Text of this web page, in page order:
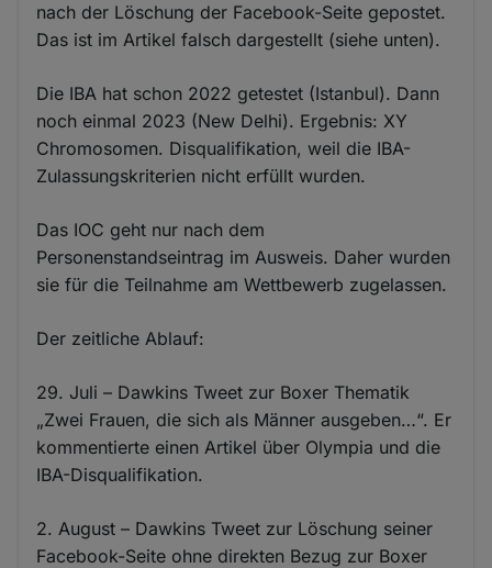
nach der Löschung der Facebook-Seite gepostet.
Das ist im Artikel falsch dargestellt (siehe unten).
Die IBA hat schon 2022 getestet (Istanbul). Dann
noch einmal 2023 (New Delhi). Ergebnis: XY
Chromosomen. Disqualifikation, weil die IBA-
Zulassungskriterien nicht erfüllt wurden.
Das IOC geht nur nach dem
Personenstandseintrag im Ausweis. Daher wurden
sie für die Teilnahme am Wettbewerb zugelassen.
Der zeitliche Ablauf:
29. Juli – Dawkins Tweet zur Boxer Thematik
„Zwei Frauen, die sich als Männer ausgeben…“. Er
kommentierte einen Artikel über Olympia und die
IBA-Disqualifikation.
2. August – Dawkins Tweet zur Löschung seiner
Facebook-Seite ohne direkten Bezug zur Boxer